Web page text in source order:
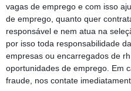
vagas de emprego e com isso
de emprego, quanto quer
responsável e nem atua na
por isso toda responsabilidade
empresas ou encarregados de
oportunidades de emprego. Em
fraude, nos contate